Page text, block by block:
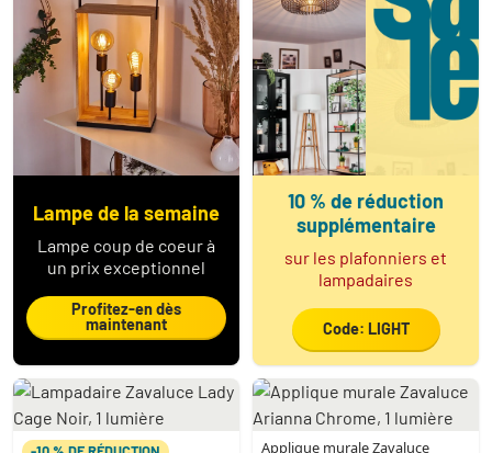
Lampe de la semaine
Lampe coup de coeur à
un prix exceptionnel
Profitez-en dès
maintenant
10 % de réduction
supplémentaire
sur les plafonniers et
lampadaires
Code: LIGHT
Applique murale Zavaluce